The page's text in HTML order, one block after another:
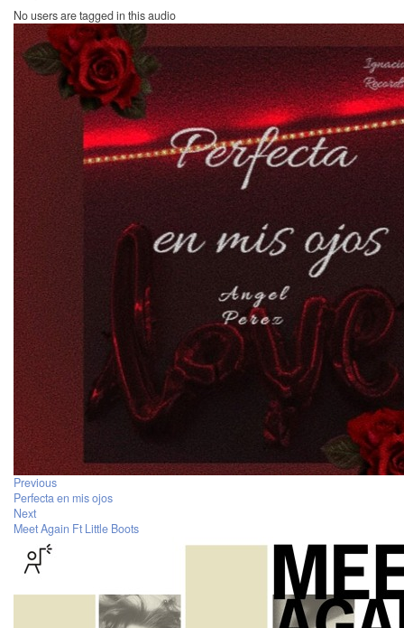
No users are tagged in this audio
Previous
Perfecta en mis ojos
Next
Meet Again Ft Little Boots